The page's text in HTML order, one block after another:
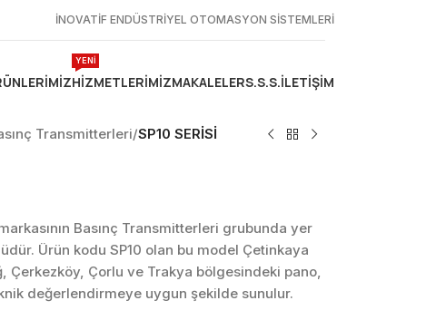
İNOVATİF ENDÜSTRİYEL OTOMASYON SİSTEMLERİ
HIZMETLERIMIZ
YENİ
MAKALELERS.S.S.İLETIŞIM
Transmitterleri/SP10 SERİSİ
Basınç Transmitterleri grubunda yer
Ürün kodu SP10 olan bu model Çetinkaya
Çerkezköy, Çorlu ve Trakya bölgesindeki pano,
değerlendirmeye uygun şekilde sunulur.